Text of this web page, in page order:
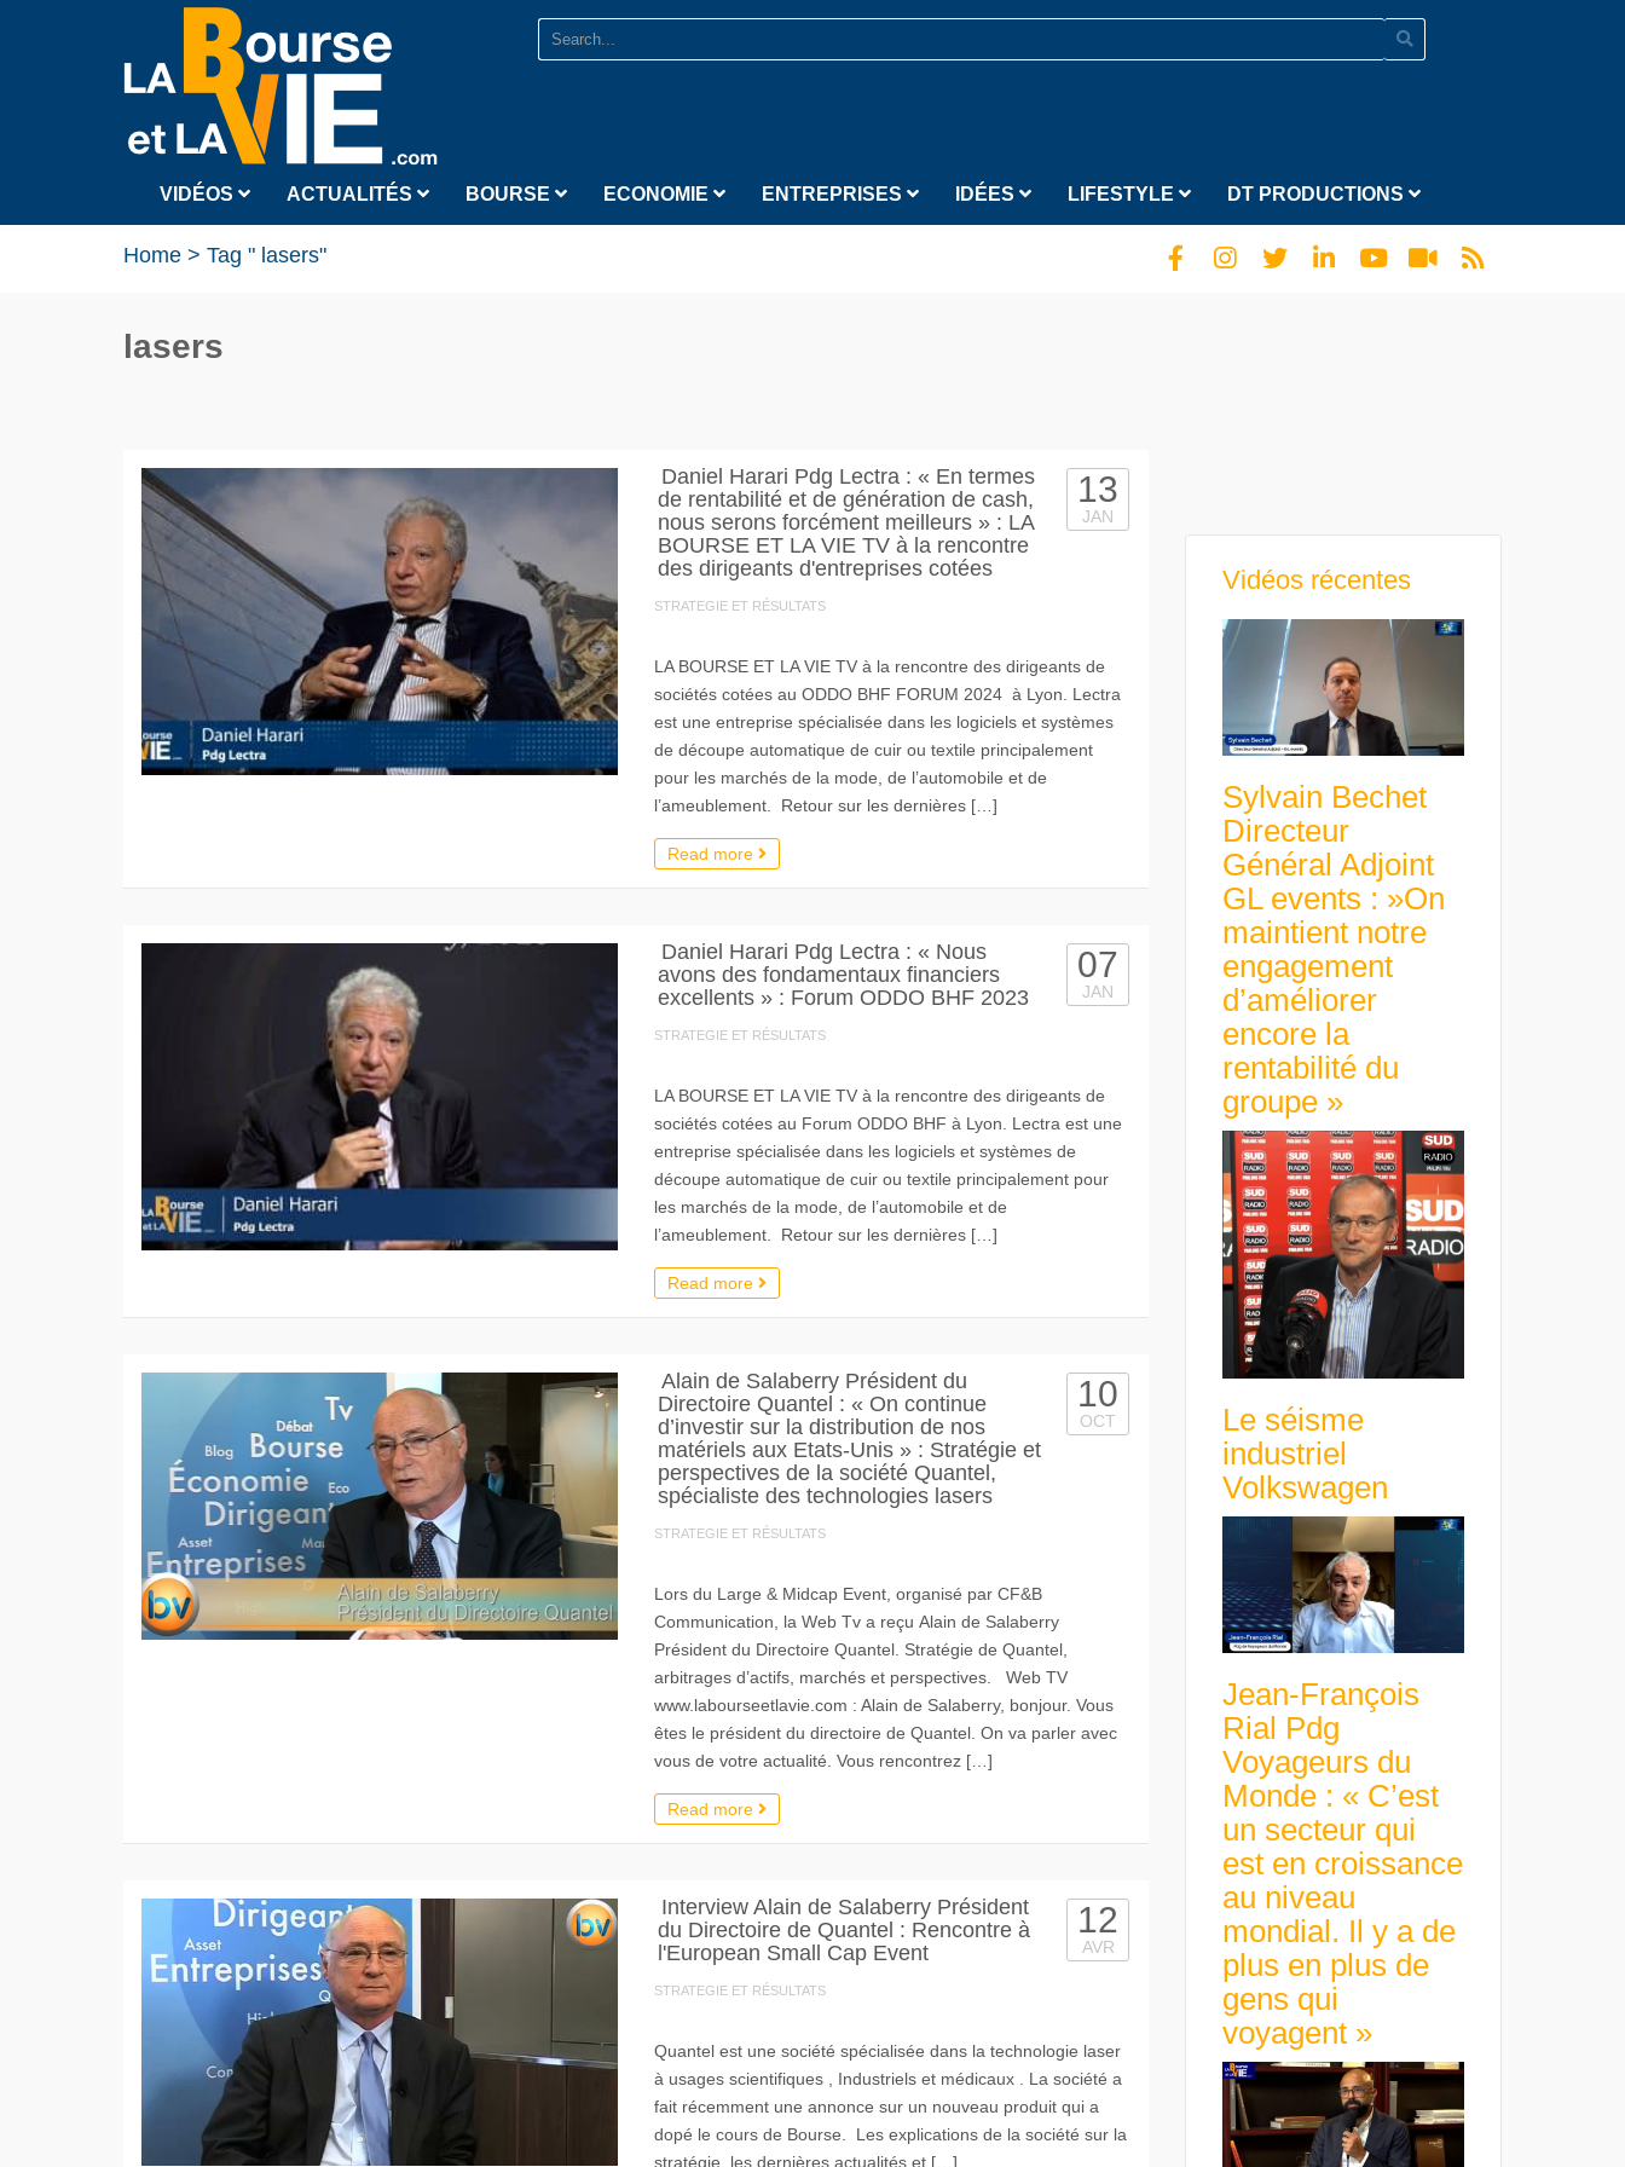
VIDÉOS ACTUALITÉS BOURSE ECONOMIE ENTREPRISES IDÉES LIFESTYLE DT PRODUCTIONS
Home > Tag " lasers"
lasers
Daniel Harari Pdg Lectra : « En termes
de rentabilité et de génération de cash,
nous serons forcément meilleurs » : LA
BOURSE ET LA VIE TV à la rencontre
des dirigeants d'entreprises cotées
STRATEGIE ET RÉSULTATS
13
JAN
LA BOURSE ET LA VIE TV à la rencontre des dirigeants de
sociétés cotées au ODDO BHF FORUM 2024 à Lyon. Lectra
est une entreprise spécialisée dans les logiciels et systèmes
de découpe automatique de cuir ou textile principalement
pour les marchés de la mode, de l’automobile et de
l’ameublement. Retour sur les dernières […]
Read more
Daniel Harari Pdg Lectra : « Nous
avons des fondamentaux financiers
excellents » : Forum ODDO BHF 2023
STRATEGIE ET RÉSULTATS
07
JAN
LA BOURSE ET LA VIE TV à la rencontre des dirigeants de
sociétés cotées au Forum ODDO BHF à Lyon. Lectra est une
entreprise spécialisée dans les logiciels et systèmes de
découpe automatique de cuir ou textile principalement pour
les marchés de la mode, de l’automobile et de
l’ameublement. Retour sur les dernières […]
Read more
Alain de Salaberry Président du
Directoire Quantel : « On continue
d’investir sur la distribution de nos
matériels aux Etats-Unis » : Stratégie et
perspectives de la société Quantel,
spécialiste des technologies lasers
STRATEGIE ET RÉSULTATS
10
OCT
Lors du Large & Midcap Event, organisé par CF&B
Communication, la Web Tv a reçu Alain de Salaberry
Président du Directoire Quantel. Stratégie de Quantel,
arbitrages d’actifs, marchés et perspectives. Web TV
www.labourseetlavie.com : Alain de Salaberry, bonjour. Vous
êtes le président du directoire de Quantel. On va parler avec
vous de votre actualité. Vous rencontrez […]
Read more
Interview Alain de Salaberry Président
du Directoire de Quantel : Rencontre à
l'European Small Cap Event
STRATEGIE ET RÉSULTATS
12
AVR
Quantel est une société spécialisée dans la technologie laser
à usages scientifiques , Industriels et médicaux . La société a
fait récemment une annonce sur un nouveau produit qui a
dopé le cours de Bourse. Les explications de la société sur la
stratégie, les dernières actualités et […]
Vidéos récentes
Sylvain Bechet
Directeur
Général Adjoint
GL events : »On
maintient notre
engagement
d’améliorer
encore la
rentabilité du
groupe »
Le séisme
industriel
Volkswagen
Jean-François
Rial Pdg
Voyageurs du
Monde : « C’est
un secteur qui
est en croissance
au niveau
mondial. Il y a de
plus en plus de
gens qui
voyagent »